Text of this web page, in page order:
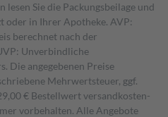
Sie die Packungsbeilage und
oder in Ihrer Apotheke. AVP:
berechnet nach der
Unverbindliche
Die angegebenen Preise
Mehrwertsteuer, ggf.
€ Bestell­wert versand­kosten­
vorbehalten. Alle Angebote